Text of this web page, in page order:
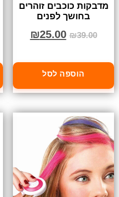
מדבקות כוכבים זוהרים
בחושך לפנים
₪39.00
₪25.00
הוספה לסל